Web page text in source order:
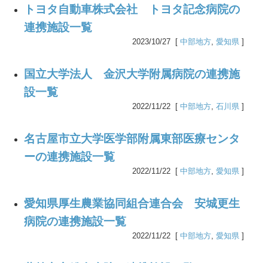
トヨタ自動車株式会社 トヨタ記念病院の
連携施設一覧
2023/10/27 [ 中部地方 愛知県 ]
国立大学法人 金沢大学附属病院の連携施
設一覧
2022/11/22 [ 中部地方 石川県 ]
名古屋市立大学医学部附属東部医療センタ
ーの連携施設一覧
2022/11/22 [ 中部地方 愛知県 ]
愛知県厚生農業協同組合連合会 安城更生
病院の連携施設一覧
2022/11/22 [ 中部地方 愛知県 ]